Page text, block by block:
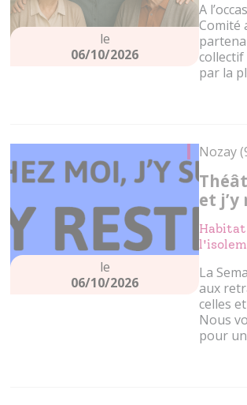
le
06/10/2026
A
Comité
collectif
par la
le
06/10/2026
Nozay
et j’y
La
aux
celles
Nous
pour